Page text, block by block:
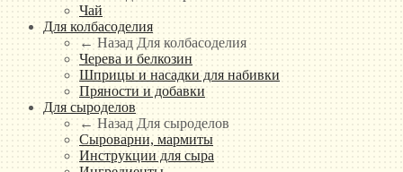
Чай
Для колбасоделия
← Назад Для колбасоделия
Черева и белкозин
Шприцы и насадки для набивки
Пряности и добавки
Для сыроделов
← Назад Для сыроделов
Сыроварни, мармиты
Инструкции для сыра